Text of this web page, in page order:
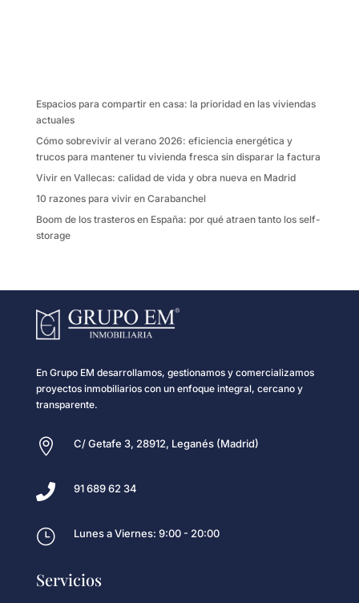
k
i
Espacios para compartir en casa: la prioridad en las viviendas
actuales
Cómo sobrevivir al verano 2026: eficiencia energética y
trucos para mantener tu vivienda fresca sin disparar la factura
Vivir en Vallecas: calidad de vida y obra nueva en Madrid
10 razones para vivir en Carabanchel
Boom de los trasteros en España: por qué atraen tanto los self-
storage
En Grupo EM desarrollamos, gestionamos y comercializamos
proyectos inmobiliarios con un enfoque integral, cercano y
transparente.
 C/ Getafe 3, 28912, Leganés (Madrid)
 91 689 62 34
} Lunes a Viernes: 9:00 - 20:00
Servicios